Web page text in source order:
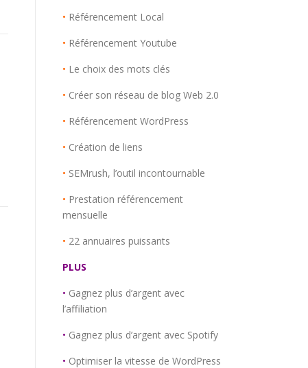
• Référencement Local
• Référencement Youtube
• Le choix des mots clés
• Créer son réseau de blog Web 2.0
• Référencement WordPress
• Création de liens
• SEMrush, l’outil incontournable
• Prestation référencement
mensuelle
• 22 annuaires puissants
PLUS
• Gagnez plus d’argent avec
l’affiliation
• Gagnez plus d’argent avec Spotify
• Optimiser la vitesse de WordPress